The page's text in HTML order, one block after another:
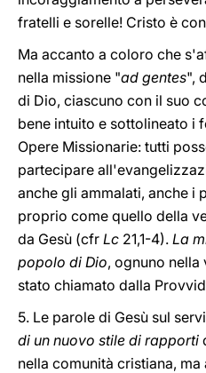
fratelli e sorelle! Cristo è
Ma accanto a coloro che
nella missione "ad gentes",
di Dio, ciascuno con il suo
bene intuito e sottolineato i
Opere Missionarie: tutti
partecipare
anche gli ammalati, anche i
proprio come quello della
da Gesù (cfr Lc 21,1-4). La
popolo di Dio, ognuno nella
stato chiamato dalla
5. Le parole di Gesù sul
di un nuovo stile di rapporti
nella comunità cristiana,